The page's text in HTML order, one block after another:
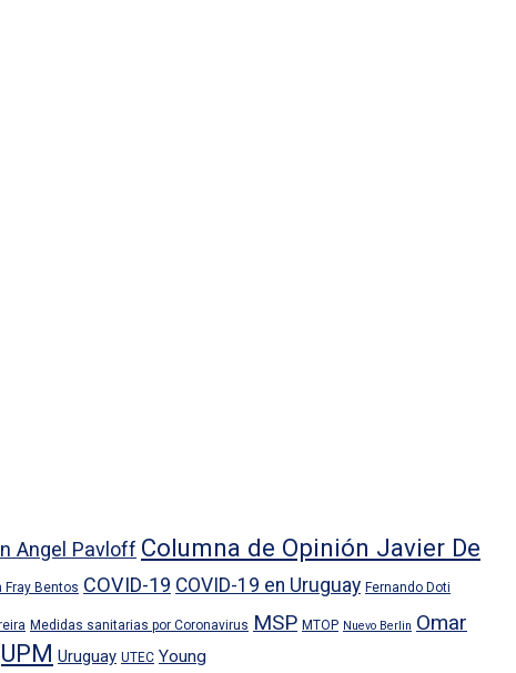
Angel Pavloff Columna de Opinión Javier De
Fray Bentos COVID-19 COVID-19 en Uruguay Fernando Doti
Medidas sanitarias por Coronavirus MSP MTOP Nuevo Berlin Omar
UPM Uruguay UTEC Young